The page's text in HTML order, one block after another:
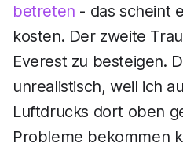
betreten - das scheint
kosten. Der zweite
Everest zu besteigen.
unrealistisch, weil ich
Luftdrucks dort oben
Probleme bekommen